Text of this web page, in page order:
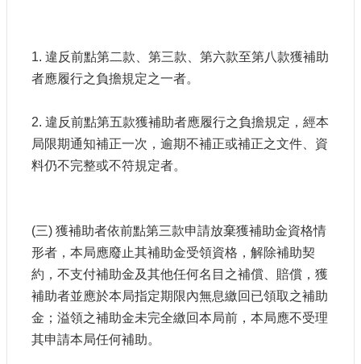
1. 違反前點第二款、第三款、第六款至第八款獲補助
者應履行之負擔規定之一者。
2. 違反前點第五款獲補助者應履行之負擔規定，經本
局限期通知補正一次，逾期不補正或補正之文件、資
料仍不完整或不符規定者。
(三) 獲補助者依前點第三款申請放棄獲補助金資格情
形者，本局應廢止其補助金受領資格，解除補助契
約，不支付補助金及其他任何名目之補償、賠償，獲
補助者並應於本局指定期限內無息繳回已領取之補助
金；溢領之補助金未完全繳回本局前，本局應不受理
其申請本局任何補助。